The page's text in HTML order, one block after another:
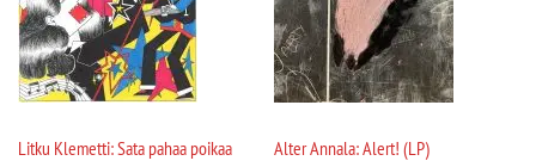
Litku Klemetti: Sata pahaa poikaa
Alter Annala: Alert! (LP)